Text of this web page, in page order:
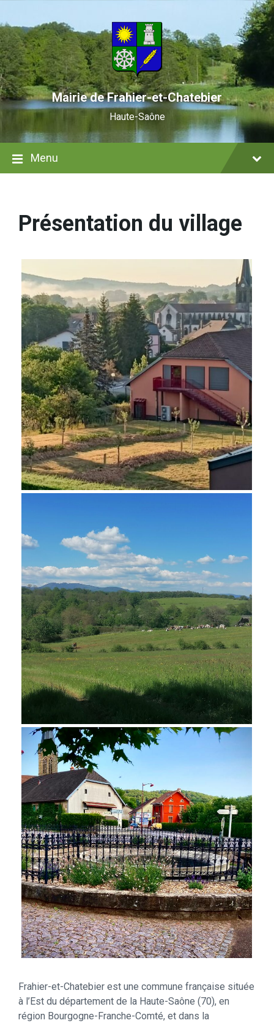
content
main
navigation
footer
Mairie de Frahier-et-Chatebier
Haute-Saône
Menu
Présentation du village
Frahier-et-Chatebier est une commune française située
à l’Est du département de la Haute-Saône (70), en
région Bourgogne-Franche-Comté, et dans la